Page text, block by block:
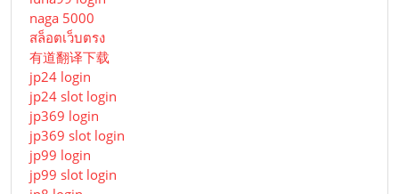
naga 5000
สล็อตเว็บตรง
有道翻译下载
jp24 login
jp24 slot login
jp369 login
jp369 slot login
jp99 login
jp99 slot login